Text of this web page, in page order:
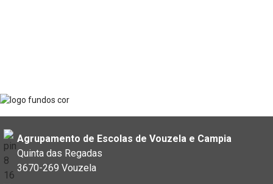
Agrupamento de Escolas de Vouzela e Campia
Quinta das Regadas
3670-269 Vouzela